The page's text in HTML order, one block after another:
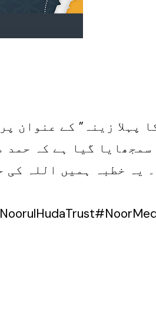
پہلا زینہ” کے
گیا ہے کہ
یہ خطبہ ہمیں اللہ